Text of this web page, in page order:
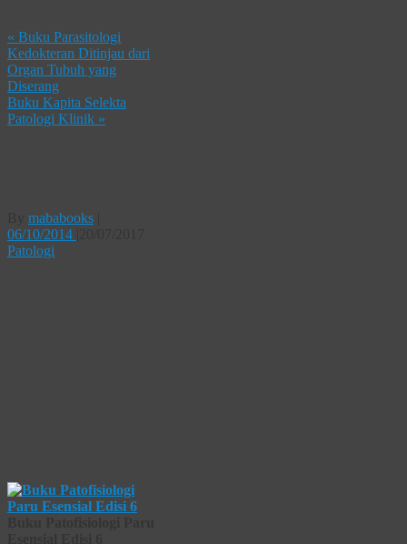
« Buku Parasitologi
Kedokteran Ditinjau dari
Organ Tubuh yang
Diserang
Buku Kapita Selekta
Patologi Klinik »
mababooks
06/10/2014
Patologi